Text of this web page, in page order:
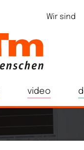
Wir sind
video